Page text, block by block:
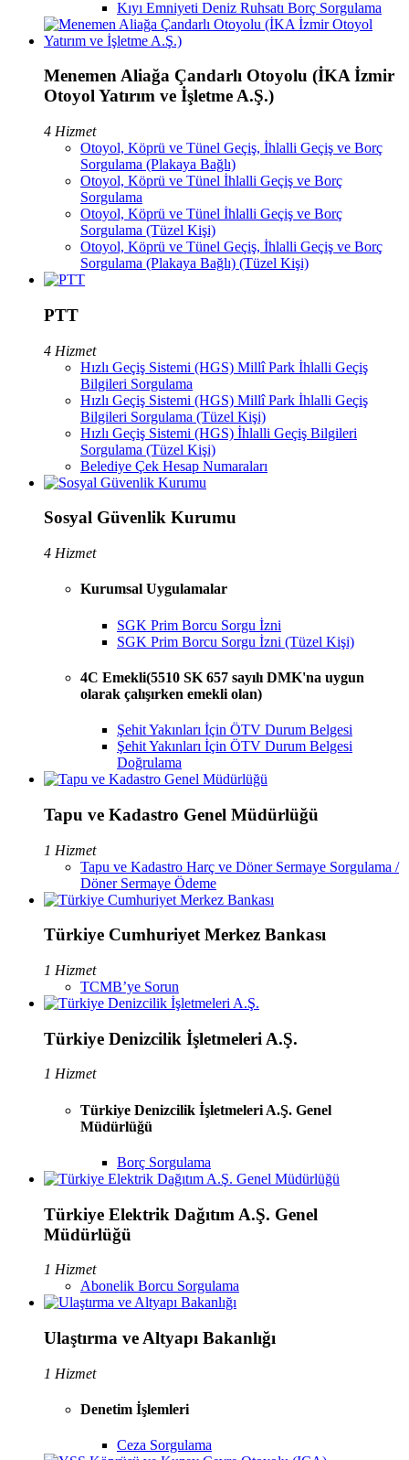
Kıyı Emniyeti Deniz Ruhsatı Borç Sorgulama
Menemen Aliağa Çandarlı Otoyolu (İKA İzmir
Otoyol Yatırım ve İşletme A.Ş.)
4 Hizmet
Otoyol, Köprü ve Tünel Geçiş, İhlalli Geçiş ve Borç
Sorgulama (Plakaya Bağlı)
Otoyol, Köprü ve Tünel İhlalli Geçiş ve Borç
Sorgulama
Otoyol, Köprü ve Tünel İhlalli Geçiş ve Borç
Sorgulama (Tüzel Kişi)
Otoyol, Köprü ve Tünel Geçiş, İhlalli Geçiş ve Borç
Sorgulama (Plakaya Bağlı) (Tüzel Kişi)
PTT
4 Hizmet
Hızlı Geçiş Sistemi (HGS) Millî Park İhlalli Geçiş
Bilgileri Sorgulama
Hızlı Geçiş Sistemi (HGS) Millî Park İhlalli Geçiş
Bilgileri Sorgulama (Tüzel Kişi)
Hızlı Geçiş Sistemi (HGS) İhlalli Geçiş Bilgileri
Sorgulama (Tüzel Kişi)
Belediye Çek Hesap Numaraları
Sosyal Güvenlik Kurumu
4 Hizmet
Kurumsal Uygulamalar
SGK Prim Borcu Sorgu İzni
SGK Prim Borcu Sorgu İzni (Tüzel Kişi)
4C Emekli(5510 SK 657 sayılı DMK'na uygun
olarak çalışırken emekli olan)
Şehit Yakınları İçin ÖTV Durum Belgesi
Şehit Yakınları İçin ÖTV Durum Belgesi
Doğrulama
Tapu ve Kadastro Genel Müdürlüğü
1 Hizmet
Tapu ve Kadastro Harç ve Döner Sermaye Sorgulama /
Döner Sermaye Ödeme
Türkiye Cumhuriyet Merkez Bankası
1 Hizmet
TCMB’ye Sorun
Türkiye Denizcilik İşletmeleri A.Ş.
1 Hizmet
Türkiye Denizcilik İşletmeleri A.Ş. Genel
Müdürlüğü
Borç Sorgulama
Türkiye Elektrik Dağıtım A.Ş. Genel
Müdürlüğü
1 Hizmet
Abonelik Borcu Sorgulama
Ulaştırma ve Altyapı Bakanlığı
1 Hizmet
Denetim İşlemleri
Ceza Sorgulama